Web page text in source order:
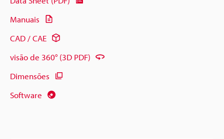
Manuais
CAD / CAE
visão de 360° (3D PDF)
Dimensões
Software